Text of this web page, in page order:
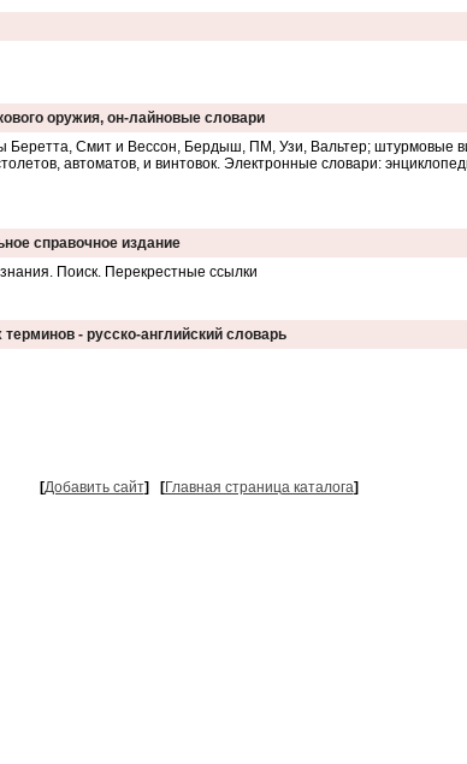
оружия, он-лайновые словари
Беретта, Смит и Вессон, Бердыш, ПМ, Узи, Вальтер; штурмовые
автоматов, и винтовок. Электронные словари:
справочное издание
Поиск. Перекрестные ссылки
- русско-английский словарь
[Добавить сайт] [Главная страница каталога]